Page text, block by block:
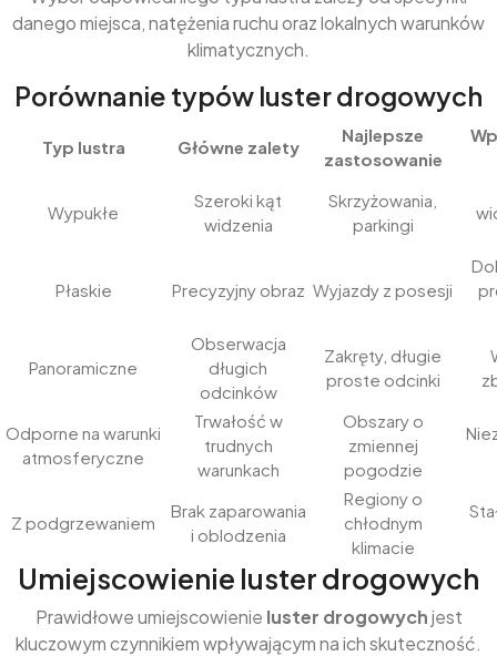
danego miejsca, natężenia ruchu oraz lokalnych warunków
klimatycznych.
Porównanie typów luster drogowych
Typ lustra Główne zalety
Najlepsze
zastosowanie
Wypukłe
Szeroki kąt
widzenia
Skrzyżowania,
parkingi
Płaskie Precyzyjny obraz Wyjazdy z posesji
Panoramiczne
Obserwacja
długich
odcinków
Zakręty, długie
proste odcinki
Odporne na warunki
atmosferyczne
Trwałość w
trudnych
warunkach
Obszary o
zmiennej
pogodzie
Z podgrzewaniem
Brak zaparowania
i oblodzenia
Regiony o
chłodnym
klimacie
Umiejscowienie luster drogowych
Prawidłowe umiejscowienie luster drogowychjest
kluczowym czynnikiem wpływającym na ich skuteczność.